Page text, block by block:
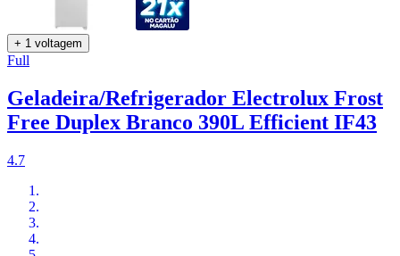
+ 1 voltagem
Full
Geladeira/Refrigerador Electrolux Frost
Free Duplex Branco 390L Efficient IF43
4.7